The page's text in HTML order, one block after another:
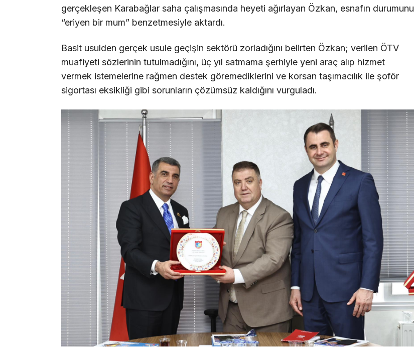
gerçekleşen Karabağlar saha çalışmasında heyeti ağırlayan Özkan, esnafın durumunu
“eriyen bir mum” benzetmesiyle aktardı.
Basit usulden gerçek usule geçişin sektörü zorladığını belirten Özkan; verilen ÖTV
muafiyeti sözlerinin tutulmadığını, üç yıl satmama şerhiyle yeni araç alıp hizmet
vermek istemelerine rağmen destek göremediklerini ve korsan taşımacılık ile şoför
sigortası eksikliği gibi sorunların çözümsüz kaldığını vurguladı.